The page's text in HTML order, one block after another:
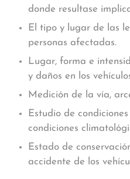
donde resultase
El tipo y lugar de las
personas afectadas.
Lugar, forma e
y daños en los
Medición de la vía,
Estudio de
condiciones
Estado de
accidente de los